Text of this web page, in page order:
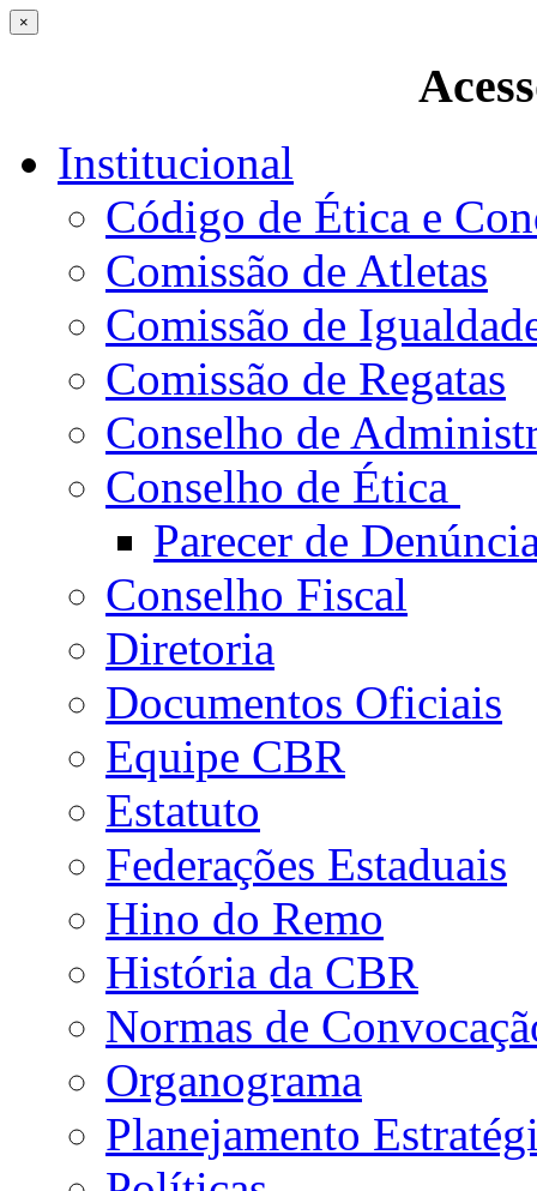
×
Institucional
Código de Ética e
Comissão de Atletas
Comissão de
Comissão de Regatas
Conselho de
Conselho de Ética
Parecer de
Conselho Fiscal
Diretoria
Documentos Oficiais
Equipe CBR
Estatuto
Federações Estaduais
Hino do Remo
História da CBR
Normas de
Organograma
Planejamento